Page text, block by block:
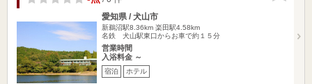
愛知県 / 犬山市
新鵜沼駅8.36km 楽田駅4.58km
名鉄 犬山駅東口からお車で約１５分
営業時間
入浴料金 ～
宿泊 ホテル